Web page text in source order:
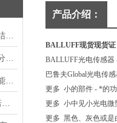
产品介绍：
BALLUFF现货现货证
BALLUFF光电传感器
巴鲁夫Global光电传
更多 小的部件 - *的
更多 小中见小光电微
更多 黑色、灰色或是